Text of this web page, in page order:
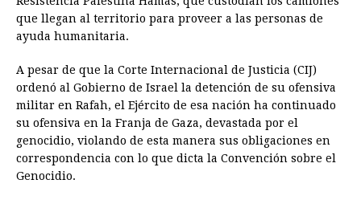
que llegan al territorio para proveer a las personas de
ayuda humanitaria.
A pesar de que la Corte Internacional de Justicia (CIJ)
ordenó al Gobierno de Israel la detención de su ofensiva
militar en Rafah, el Ejército de esa nación ha continuado
su ofensiva en la Franja de Gaza, devastada por el
genocidio, violando de esta manera sus obligaciones en
correspondencia con lo que dicta la Convención sobre el
Genocidio.